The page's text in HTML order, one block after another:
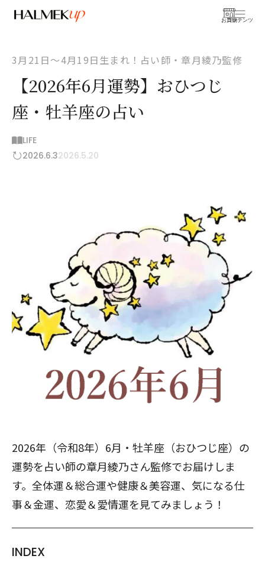
お買物
コンテンツ
3月21日〜4月19日生まれ！占い師・章月綾乃監修
【2026年6月運勢】おひつじ
座・牡羊座の占い
LIFE
2026.6.32026.5.20
2026年（令和8年）6月・牡羊座（おひつじ座）の
運勢を占い師の章月綾乃さん監修でお届けしま
す。全体運＆総合運や健康＆美容運、気になる仕
事＆金運、恋愛＆愛情運を見てみましょう！
INDEX